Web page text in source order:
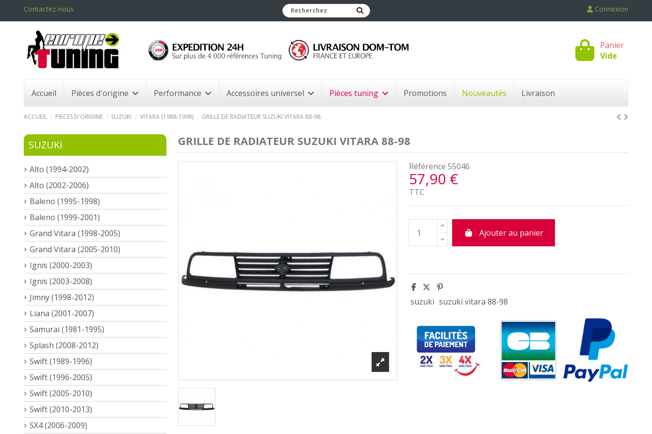
Contactez-nous Connexion
Panier
Vide
Accueil Pièces d'origine Performance Accessoires universel Pièces tuning Promotions Nouveautés Livraison
ACCUEIL PIECES D'ORIGINE SUZUKI VITARA (1988-1998) GRILLE DE RADIATEUR SUZUKI VITARA 88-98
GRILLE DE RADIATEUR SUZUKI VITARA 88-98
Référence 55046
57,90 €
TTC
Ajouter au panier
suzuki suzuki vitara 88-98
SUZUKI
Alto (1994-2002)
Alto (2002-2006)
Baleno (1995-1998)
Baleno (1999-2001)
Grand Vitara (1998-2005)
Grand Vitara (2005-2010)
Ignis (2000-2003)
Ignis (2003-2008)
Jimny (1998-2012)
Liana (2001-2007)
Samurai (1981-1995)
Splash (2008-2012)
Swift (1989-1996)
Swift (1996-2005)
Swift (2005-2010)
Swift (2010-2013)
SX4 (2006-2009)